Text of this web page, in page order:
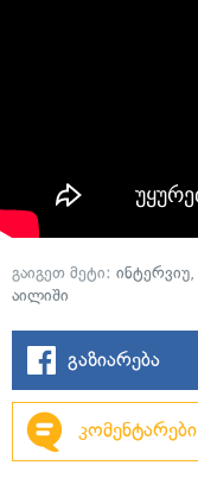
გაიგეთ მეტი: ინტერვიუ,
აილიში
გაზიარება
კომენტარები